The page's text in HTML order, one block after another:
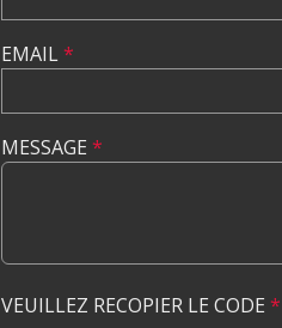
EMAIL*
MESSAGE *
VEUILLEZ RECOPIER LE CODE *